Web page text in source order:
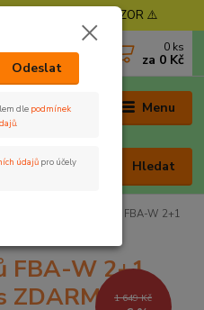
od 11. 8. - POZOR ⚠️
Menu
Hledat
0 ks
za 0 Kč
NGT sada hlásičů FBA-W 2+1
FBA-W 2+1
ZDARMA1 649 Kč
Odeslat
dle podmínek
.
údajů pro účely